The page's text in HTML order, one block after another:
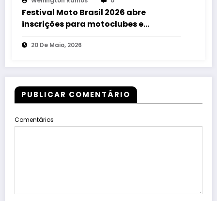
Festival Moto Brasil 2026 abre
inscrições para motoclubes e
confirma tributo aos Mamonas
Assassinas
20 De Maio, 2026
PUBLICAR COMENTÁRIO
Comentários